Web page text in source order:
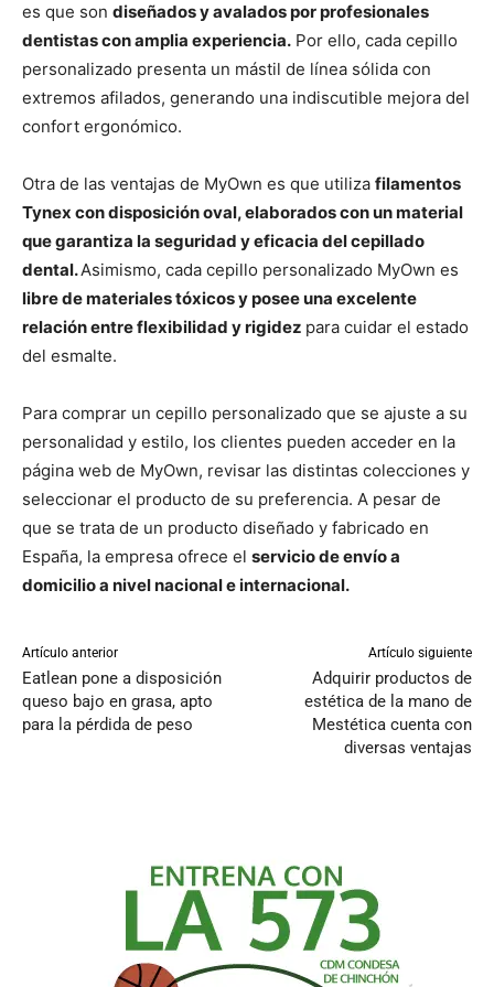
es que son diseñados y avalados por profesionales
dentistas con amplia experiencia. Por ello, cada cepillo
personalizado presenta un mástil de línea sólida con
extremos afilados, generando una indiscutible mejora del
confort ergonómico.
Otra de las ventajas de MyOwn es que utiliza filamentos
Tynex con disposición oval, elaborados con un material
que garantiza la seguridad y eficacia del cepillado
dental.Asimismo, cada cepillo personalizado MyOwn es
libre de materiales tóxicos y posee una excelente
relación entre flexibilidad y rigidez para cuidar el estado
del esmalte.
Para comprar un cepillo personalizado que se ajuste a su
personalidad y estilo, los clientes pueden acceder en la
página web de MyOwn, revisar las distintas colecciones y
seleccionar el producto de su preferencia. A pesar de
que se trata de un producto diseñado y fabricado en
España, la empresa ofrece el servicio de envío a
domicilio a nivel nacional e internacional.
Artículo anterior
Eatlean pone a disposición
queso bajo en grasa, apto
para la pérdida de peso
Artículo siguiente
Adquirir productos de
estética de la mano de
Mestética cuenta con
diversas ventajas